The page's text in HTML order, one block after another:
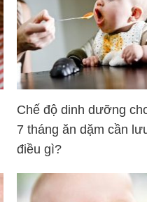
Chế độ dinh dưỡng
7 tháng ăn dặm cần
điều gì?